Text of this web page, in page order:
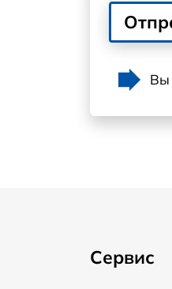
Вы
Сервис